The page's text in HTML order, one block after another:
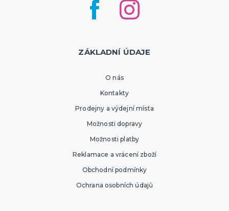
ZÁKLADNÍ ÚDAJE
O nás
Kontakty
Prodejny a výdejní místa
Možnosti dopravy
Možnosti platby
Reklamace a vrácení zboží
Obchodní podmínky
Ochrana osobních údajů